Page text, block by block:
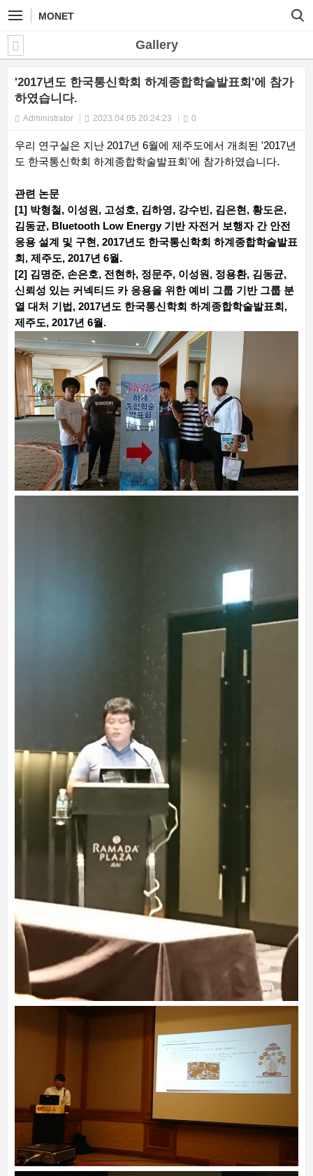
MONET
Gallery
'2017년도 한국통신학회 하계종합학술발표회'에 참가
하였습니다.
Administrator 2023.04.05 20:24:23 0
우리 연구실은 지난 2017년 6월에 제주도에서 개최된 '2017년
도 한국통신학회 하계종합학술발표회'에 참가하였습니다.
관련 논문
[1] 박형철, 이성원, 고성호, 김하영, 강수빈, 김은현, 황도은,
김동균, Bluetooth Low Energy 기반 자전거 보행자 간 안전
응용 설계 및 구현, 2017년도 한국통신학회 하계종합학술발표
회, 제주도, 2017년 6월.
[2] 김명준, 손은호, 전현하, 정문주, 이성원, 정용환, 김동균,
신뢰성 있는 커넥티드 카 응용을 위한 예비 그룹 기반 그룹 분
열 대처 기법, 2017년도 한국통신학회 하계종합학술발표회,
제주도, 2017년 6월.